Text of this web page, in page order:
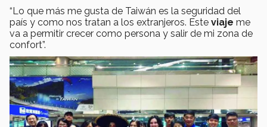
“Lo que más me gusta de Taiwán es la seguridad del
país y como nos tratan a los extranjeros. Este viaje me
va a permitir crecer como persona y salir de mi zona de
confort”.